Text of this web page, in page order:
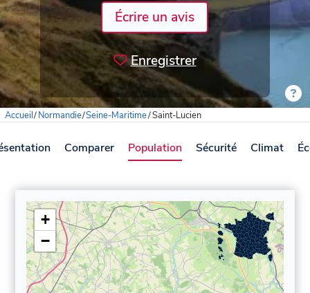
Écrire un avis
Enregistrer
Accueil/Normandie/Seine-Maritime/Saint-Lucien
Comparer Population Sécurité Climat
+
−